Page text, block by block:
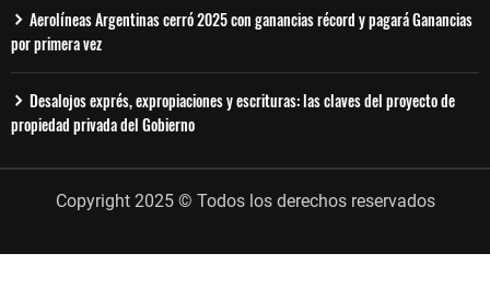
Aerolíneas Argentinas cerró 2025 con ganancias récord y pagará Ganancias
por primera vez
Desalojos exprés, expropiaciones y escrituras: las claves del proyecto de
propiedad privada del Gobierno
Copyright 2025 © Todos los derechos reservados